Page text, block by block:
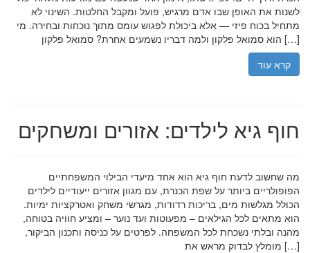
לשנות את האופן שבו אדם מרגיש, פועל ומקבל החלטות. השינוי לא
מתחיל בכוח פיזי — אלא ביכולת לפגוש עומס מתוך נוכחות ובחירה. מי
הוא סמואל פלקון ולמה דבריו נשמעים אחרת? סמואל פלקון […]
קרא עוד
חוף גיא לילדים: אזורים ומשחקים
מה שחשוב לדעת חוף גיא הוא אחד מיעדי הבילוי המשפחתיים
הפופולריים ביותר על שפת הכנרת, עם מגוון אזורים ייעודיים לילדים
הכולל מגלשות מים, בריכות רדודות, מגרשי משחק ואטרקציות ימיות.
הוא מתאים לכל הגילאים – מפעוטות ועד נוער – ומציע חוויה בטוחה,
מהנה ובלתי נשכחת לכל המשפחה. לפרטים על כניסה ותכנון הביקור,
מומלץ לבדוק מראש את […]